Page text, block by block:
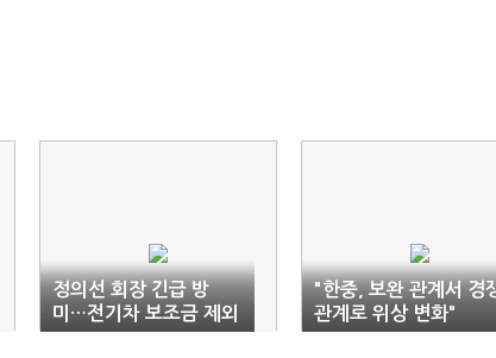
정의선 회장 긴급 방
미…전기차 보조금 제외
대응
"한중, 보완 관계서 경
관계로 위상 변화"